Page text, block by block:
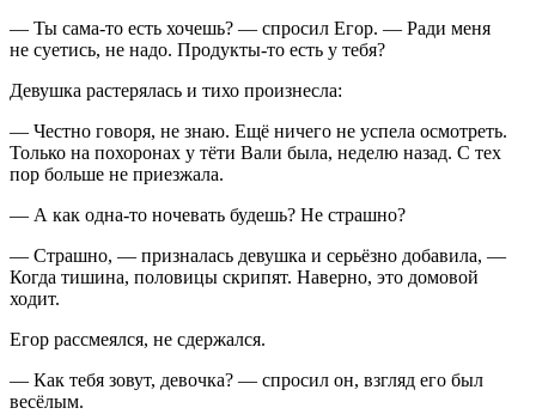
— Ты сама-то есть хочешь? — спросил Егор. — Ради меня
не суетись, не надо. Продукты-то есть у тебя?
Девушка растерялась и тихо произнесла:
— Честно говоря, не знаю. Ещё ничего не успела осмотреть.
Только на похоронах у тёти Вали была, неделю назад. С тех
пор больше не приезжала.
— А как одна-то ночевать будешь? Не страшно?
— Страшно, — призналась девушка и серьёзно добавила, —
Когда тишина, половицы скрипят. Наверно, это домовой
ходит.
Егор рассмеялся, не сдержался.
— Как тебя зовут, девочка? — спросил он, взгляд его был
весёлым.